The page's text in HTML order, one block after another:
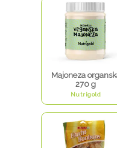
Majoneza
270 g
Nutrigold